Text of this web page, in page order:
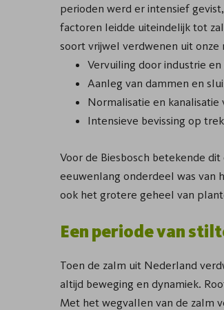
perioden werd er intensief
factoren leidde uiteindelijk tot
soort vrijwel verdwenen uit onze
Vervuiling door industrie en
Aanleg van dammen en
Normalisatie en kanalisatie
Intensieve bevissing op
Voor de Biesbosch betekende
eeuwenlang onderdeel was van
ook het grotere geheel van
Een periode van
Toen de zalm uit Nederland
altijd beweging en dynamiek.
Met het wegvallen van de zalm